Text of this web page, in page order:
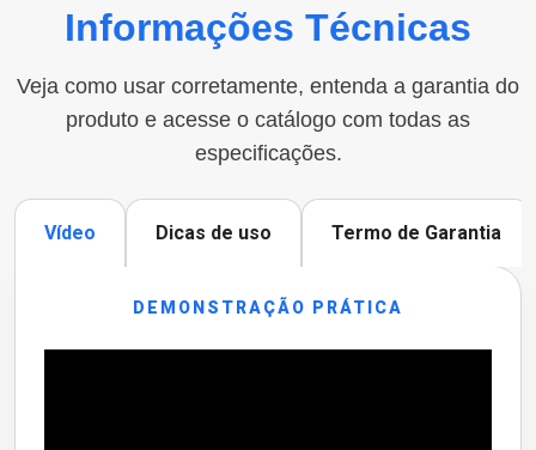
Informações Técnicas
Veja como usar corretamente, entenda a garantia do
produto e acesse o catálogo com todas as
especificações.
Vídeo Dicas de uso Termo de Garantia
DEMONSTRAÇÃO PRÁTICA